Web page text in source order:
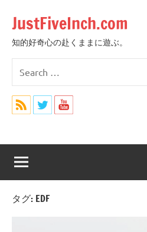
content
JustFiveInch.com
知的好奇心の赴くままに遊ぶ。
for:
タグ: EDF